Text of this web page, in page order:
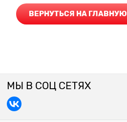
ВЕРНУТЬСЯ НА ГЛАВНУЮ
МЫ В СОЦ СЕТЯХ